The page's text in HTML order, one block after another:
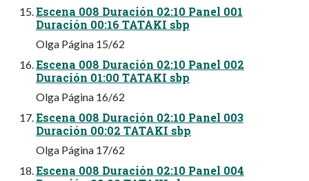
Escena 008 Duración 02:10 Panel 001
Duración 00:16 TATAKI sbp
Olga Página 15/62
Escena 008 Duración 02:10 Panel 002
Duración 01:00 TATAKI sbp
Olga Página 16/62
Escena 008 Duración 02:10 Panel 003
Duración 00:02 TATAKI sbp
Olga Página 17/62
Escena 008 Duración 02:10 Panel 004